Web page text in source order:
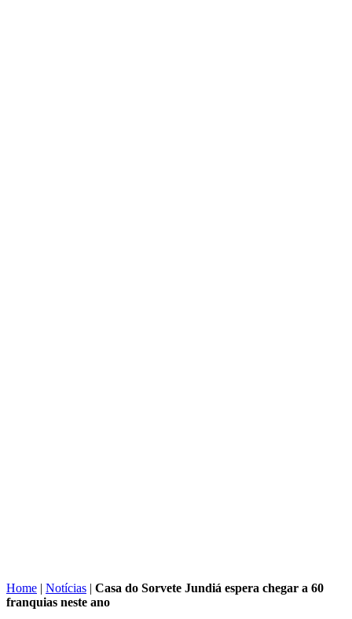
Home | Notícias | Casa do Sorvete Jundiá espera chegar a 60
franquias neste ano